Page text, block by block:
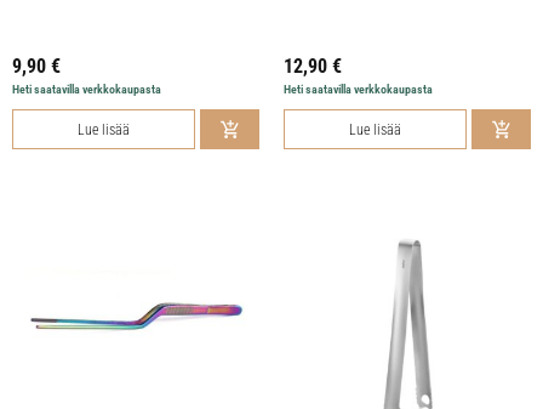
9,90 €
Heti saatavilla verkkokaupasta
Lue lisää
12,90 €
Heti saatavilla verkkokaupasta
Lue lisää